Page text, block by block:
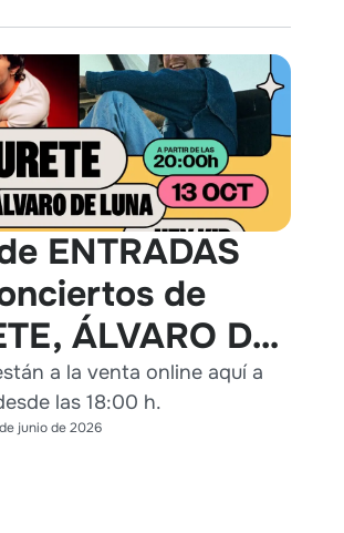
ENTRADAS
de
ÁLVARO DE
KID en
a la venta online aquí a
las 18:00 h.
junio de 2026